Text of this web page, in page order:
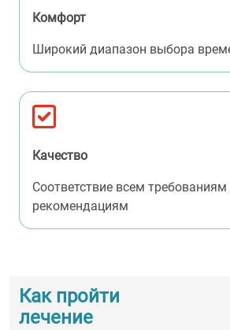
Комфорт
Широкий диапазон выбора
Качество
Соответствие всем требованиям
рекомендациям
Как пройти
лечение